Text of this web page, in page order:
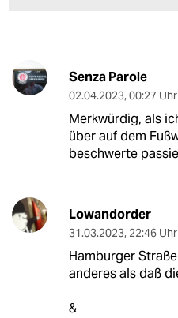
Senza Parole
02.04.2023, 00:27 Uhr
Merkwürdig, als
über auf dem
beschwerte
Lowandorder
31.03.2023, 22:46 Uhr
Hamburger
anderes als daß
&